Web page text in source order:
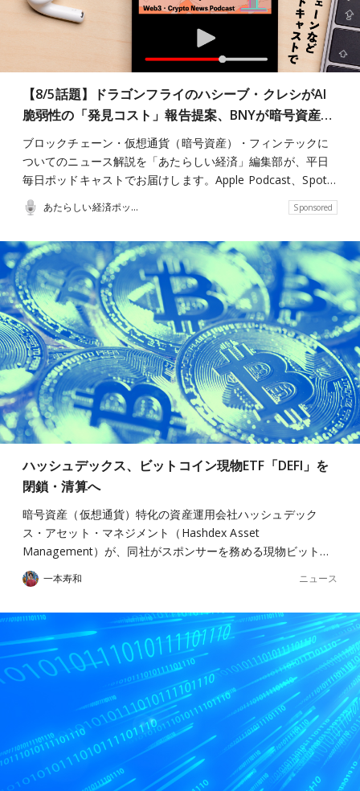
【8/5話題】ドラゴンフライのハシーブ・クレシがAI
脆弱性の「発見コスト」報告提案、BNYが暗号資産…
ブロックチェーン・仮想通貨（暗号資産）・フィンテックに
ついてのニュース解説を「あたらしい経済」編集部が、平日
毎日ポッドキャストでお届けします。Apple Podcast、Spot…
あたらしい経済ポッドキャスト Sponsored
ハッシュデックス、ビットコイン現物ETF「DEFI」を
閉鎖・清算へ
暗号資産（仮想通貨）特化の資産運用会社ハッシュデック
ス・アセット・マネジメント（Hashdex Asset
Management）が、同社がスポンサーを務める現物ビット…
一本寿和 ニュース